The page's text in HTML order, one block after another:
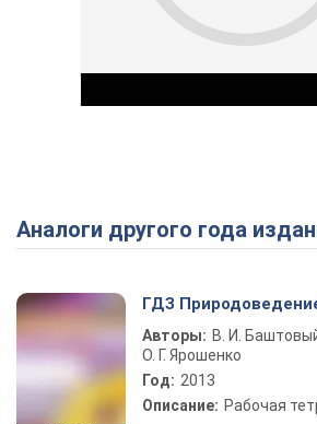
Play
Аналоги другого года
ГДЗ
Авторы: В. И.
О. Г. Ярошенко
Год: 2013
Описание: Рабочая